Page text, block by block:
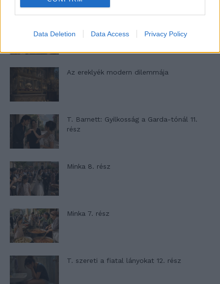
Data Deletion Data Access Privacy Policy
rész
Az ereklyék modern dilemmája
T. Barnett: Gyilkosság a Garda-tónál 11.
rész
Minka 8. rész
Minka 7. rész
T. szereti a fiatal lányokat 12. rész